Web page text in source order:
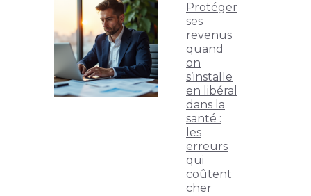
Protéger
ses
revenus
quand
on
s’installe
en libéral
dans la
santé :
les
erreurs
qui
coûtent
cher